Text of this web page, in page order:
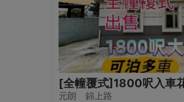
[全幢覆式]1800呎入車
元朗 錦上路